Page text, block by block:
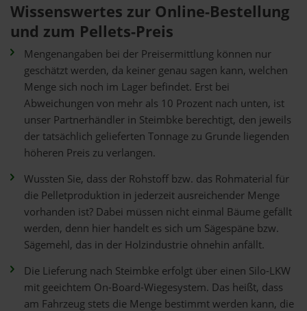
Wissenswertes zur Online-Bestellung
und zum Pellets-Preis
Mengenangaben bei der Preisermittlung können nur
geschätzt werden, da keiner genau sagen kann, welchen
Menge sich noch im Lager befindet. Erst bei
Abweichungen von mehr als 10 Prozent nach unten, ist
unser Partnerhändler in Steimbke berechtigt, den jeweils
der tatsächlich gelieferten Tonnage zu Grunde liegenden
höheren Preis zu verlangen.
Wussten Sie, dass der Rohstoff bzw. das Rohmaterial für
die Pelletproduktion in jederzeit ausreichender Menge
vorhanden ist? Dabei müssen nicht einmal Bäume gefällt
werden, denn hier handelt es sich um Sägespäne bzw.
Sägemehl, das in der Holzindustrie ohnehin anfällt.
Die Lieferung nach Steimbke erfolgt über einen Silo-LKW
mit geeichtem On-Board-Wiegesystem. Das heißt, dass
am Fahrzeug stets die Menge bestimmt werden kann, die